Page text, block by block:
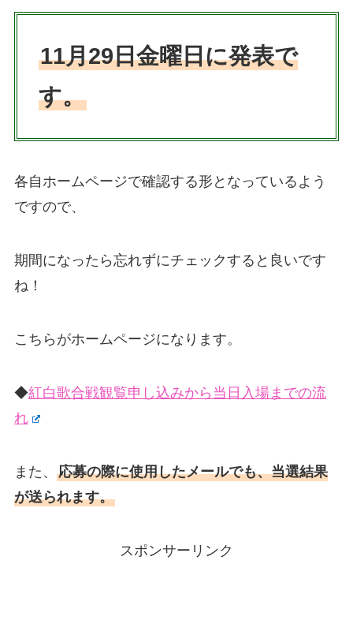
11月29日金曜日に発表で
す。
各自ホームページで確認する形となっているよう
ですので、
期間になったら忘れずにチェックすると良いです
ね！
こちらがホームページになります。
◆紅白歌合戦観覧申し込みから当日入場までの流
れ
また、 応募の際に使用したメールでも、当選結果
が送られます。
スポンサーリンク